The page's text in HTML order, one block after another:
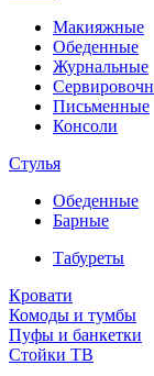
Макияжные
Обеденные
Журнальные
Письменные
Консоли
Стулья
Обеденные
Барные
Табуреты
Кровати
Комоды и тумбы
Пуфы и банкетки
Стойки ТВ